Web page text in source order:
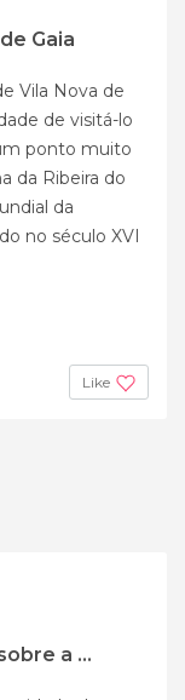
Gaia
Vila Nova de
de visitá-lo
ponto muito
da Ribeira do
da
no século XVI
Like
a ...